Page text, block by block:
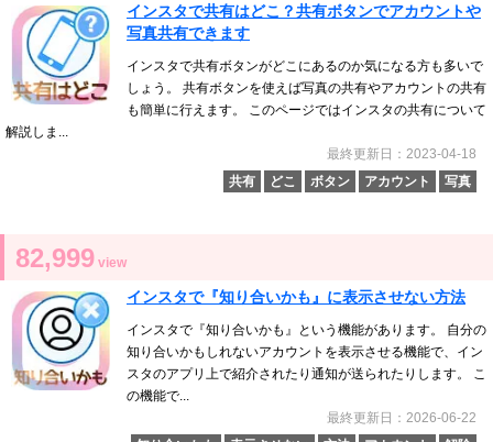
インスタで共有はどこ？共有ボタンでアカウントや
写真共有できます
インスタで共有ボタンがどこにあるのか気になる方も多いで
しょう。 共有ボタンを使えば写真の共有やアカウントの共有
も簡単に行えます。 このページではインスタの共有について
解説しま...
最終更新日：2023-04-18
共有
どこ ボタン アカウント 写真
82,999 view
インスタで『知り合いかも』に表示させない方法
インスタで『知り合いかも』という機能があります。 自分の
知り合いかもしれないアカウントを表示させる機能で、イン
スタのアプリ上で紹介されたり通知が送られたりします。 こ
の機能で...
最終更新日：2026-06-22